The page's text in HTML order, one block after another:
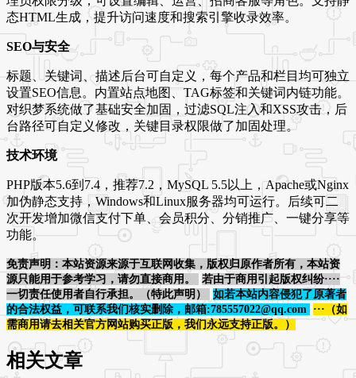
态HTML生成，提升访问速度和搜索引擎收录效率。
SEO与安全
标题、关键词、描述后台可自定义，每个产品和栏目均可独立
设置SEO信息。内置站点地图、TAG标签和关键词内链功能。
对织梦系统做了基础安全加固，过滤SQL注入和XSS攻击，后
台路径可自定义修改，关键目录权限做了加固处理。
技术环境
PHP版本5.6到7.4，推荐7.2，MySQL 5.5以上，Apache或Nginx
加伪静态支持，Windows和Linux服务器均可运行。后续可二
次开发增加微信支付下单、会员积分、分销推广、一键分享等
功能。
免责声明：本站资源来源于互联网收集，版权归原作者所有，本站资
源只能用于参考学习，请勿直接商用。
若由于商用引起版权纠纷····
一切责任使用者自行承担。（特此声明）
如若本站内容侵犯了原著者
的合法权益，可联系我们核实删除，邮箱:785557022@qq.com
···（如
需商用请去相关官方网站购买正版，我们永远支持正版。）
相关文章